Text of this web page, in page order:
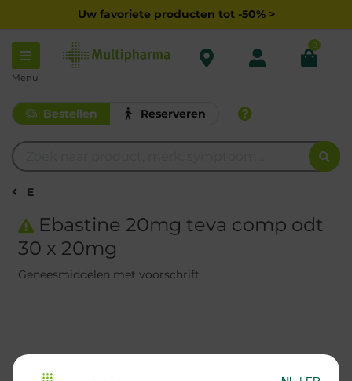
Uw favoriete producten tot -50% >
Menu
0
Bestellen Reserveren
E
Ebastine 20mg teva comp odt
30 x 20mg
Geneesmiddelen met voorschrift